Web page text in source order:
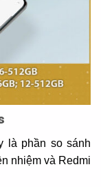
là phần so sánh
nhiệm và Redmi